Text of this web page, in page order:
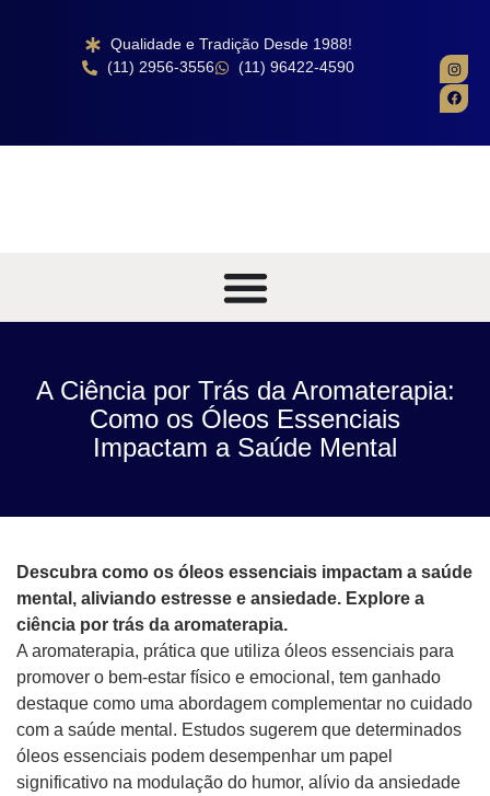
Qualidade e Tradição Desde 1988!
(11) 2956-3556
(11) 96422-4590
A Ciência por Trás da Aromaterapia:
Como os Óleos Essenciais
Impactam a Saúde Mental
Descubra como os óleos essenciais impactam a saúde
mental, aliviando estresse e ansiedade. Explore a
ciência por trás da aromaterapia.
A aromaterapia, prática que utiliza óleos essenciais para
promover o bem-estar físico e emocional, tem ganhado
destaque como uma abordagem complementar no cuidado
com a saúde mental. Estudos sugerem que determinados
óleos essenciais podem desempenhar um papel
significativo na modulação do humor, alívio da ansiedade